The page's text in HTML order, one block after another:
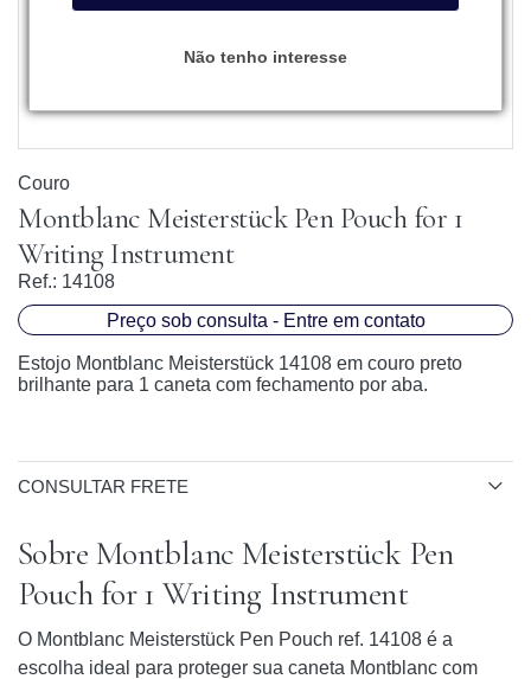
Não tenho interesse
Couro
Montblanc Meisterstück Pen Pouch for 1
Writing Instrument
Ref.: 14108
Preço sob consulta - Entre em contato
Estojo Montblanc Meisterstück 14108 em couro preto
brilhante para 1 caneta com fechamento por aba.
CONSULTAR FRETE
Sobre Montblanc Meisterstück Pen
Pouch for 1 Writing Instrument
O Montblanc Meisterstück Pen Pouch ref. 14108 é a
escolha ideal para proteger sua caneta Montblanc com